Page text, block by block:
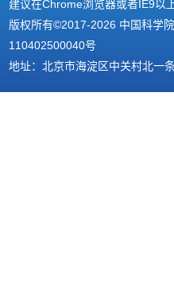
建议在Chrome浏览器或者IE9以
版权所有©2017-2026 中国科学
110402500040号
地址：北京市海淀区中关村北一